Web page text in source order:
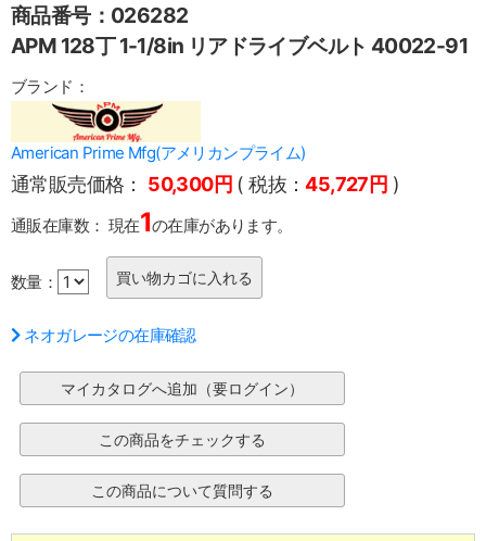
商品番号：026282
APM 128丁 1-1/8in リアドライブベルト 40022-91
ブランド：
American Prime Mfg(アメリカンプライム)
通常販売価格： 50,300円 ( 税抜：45,727円 )
通販在庫数： 現在1の在庫があります。
数量：
ネオガレージの在庫確認